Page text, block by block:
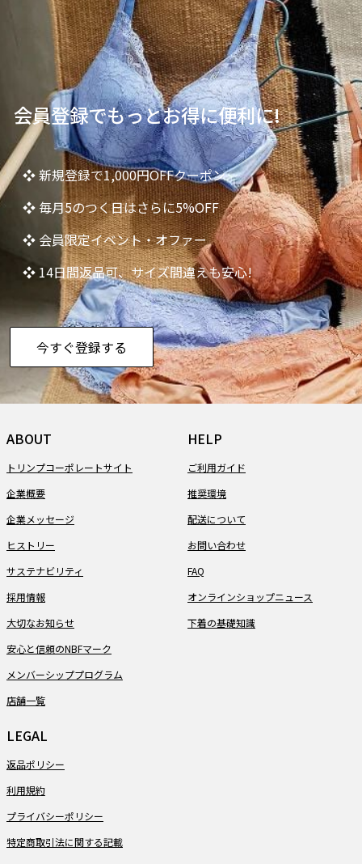
会員登録でもっとお得に便利に!
❖ 新規登録で1,000円OFFクーポン
❖ 毎月5のつく日はさらに5%OFF
❖ 会員限定イベント・オファー
❖ 14日間返品可、サイズ間違えも安心!
今すぐ登録する
ABOUT
トリンプコーポレートサイト
企業概要
企業メッセージ
ヒストリー
サステナビリティ
採用情報
大切なお知らせ
安心と信頼のNBFマーク
メンバーシッププログラム
店舗一覧
HELP
ご利用ガイド
推奨環境
配送について
お問い合わせ
FAQ
オンラインショップニュース
下着の基礎知識
LEGAL
返品ポリシー
利用規約
プライバシーポリシー
特定商取引法に関する記載